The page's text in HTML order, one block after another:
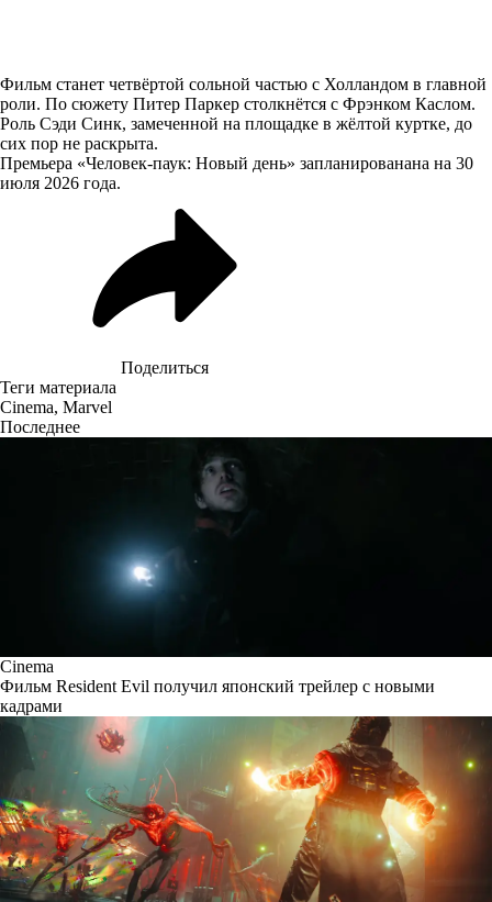
Фильм станет четвёртой сольной частью с Холландом в главной
роли. По сюжету Питер Паркер столкнётся с Фрэнком Каслом.
Роль Сэди Синк, замеченной на площадке в жёлтой куртке, до
сих пор не раскрыта.
Премьера «Человек-паук: Новый день» запланированана на 30
июля 2026 года.
Поделиться
Теги материала
Cinema, Marvel
Последнее
Cinema
Фильм Resident Evil получил японский трейлер с новыми
кадрами